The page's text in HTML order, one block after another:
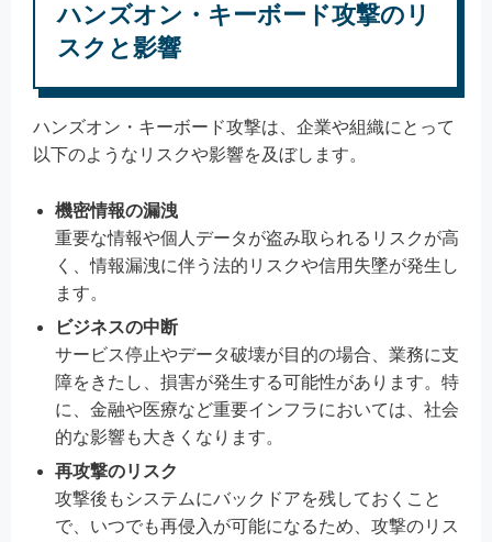
ハンズオン・キーボード攻撃のリ
スクと影響
ハンズオン・キーボード攻撃は、企業や組織にとって
以下のようなリスクや影響を及ぼします。
機密情報の漏洩
重要な情報や個人データが盗み取られるリスクが高
く、情報漏洩に伴う法的リスクや信用失墜が発生し
ます。
ビジネスの中断
サービス停止やデータ破壊が目的の場合、業務に支
障をきたし、損害が発生する可能性があります。特
に、金融や医療など重要インフラにおいては、社会
的な影響も大きくなります。
再攻撃のリスク
攻撃後もシステムにバックドアを残しておくこと
で、いつでも再侵入が可能になるため、攻撃のリス